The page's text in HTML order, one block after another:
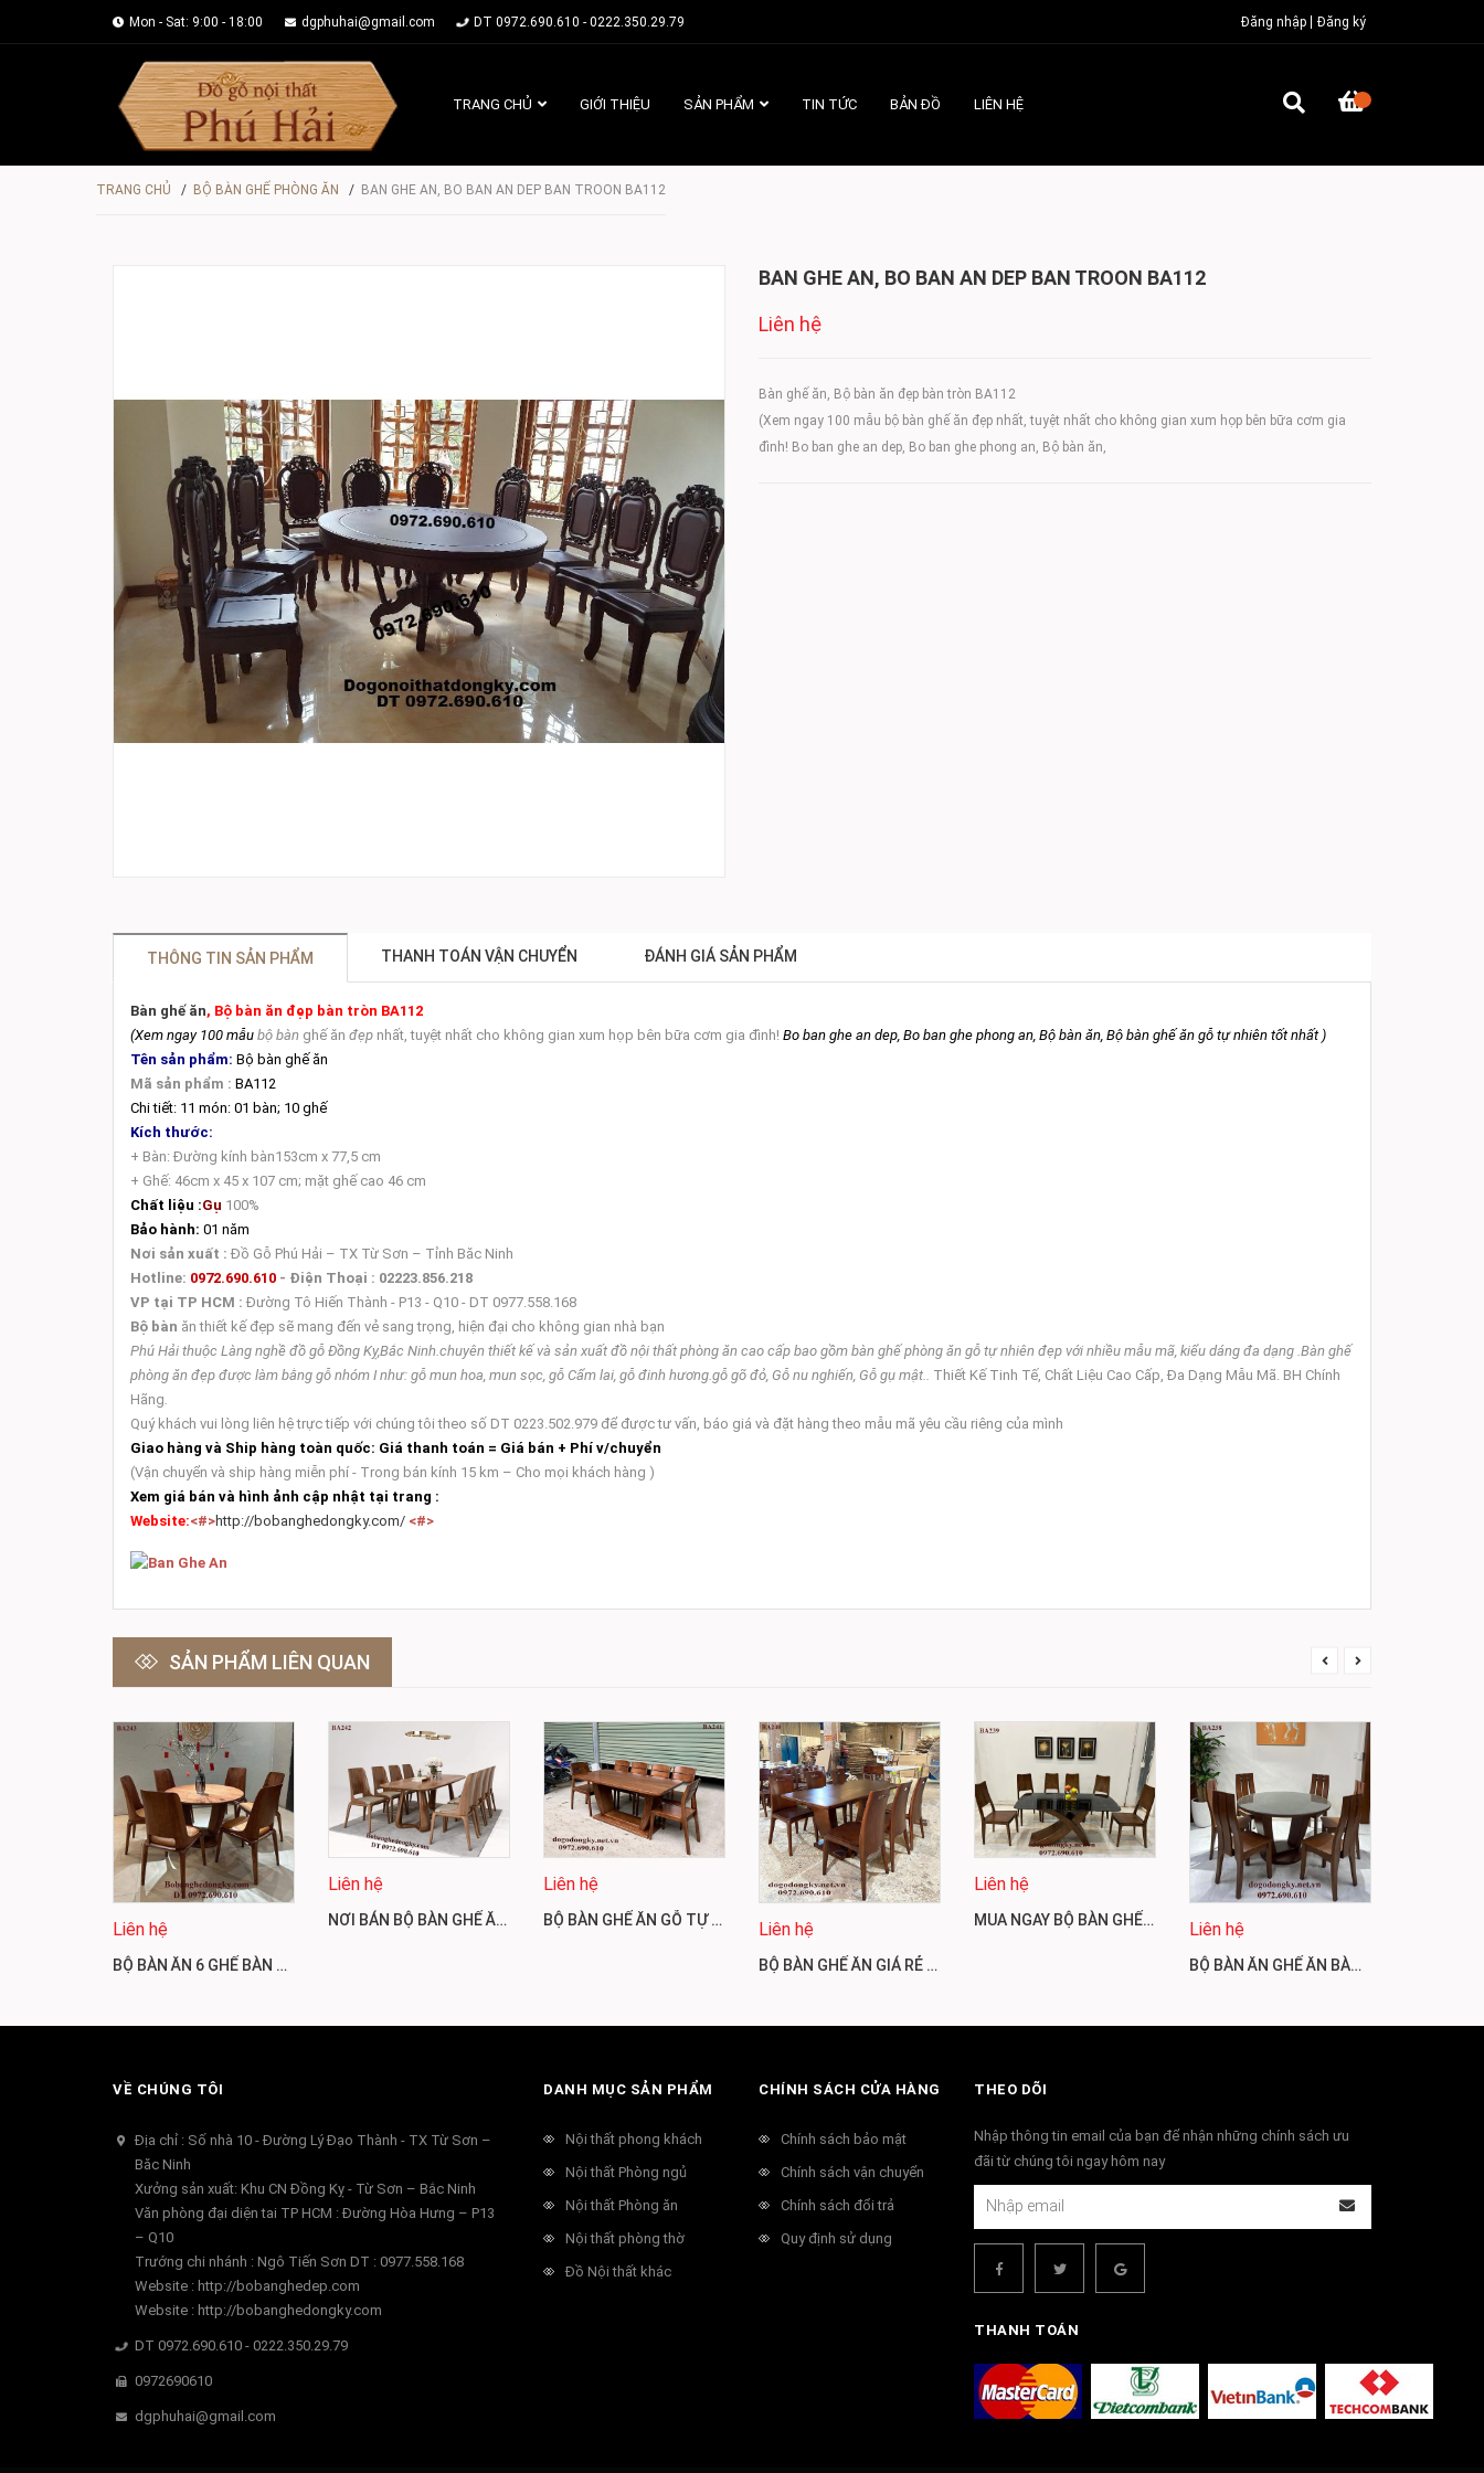
Mon - Sat: 9:00 - 18:00 dgphuhai@gmail.com DT 0972.690.610 - 0222.350.29.79 Đăng nhập Đăng ký
TRANG CHỦ GIỚI THIỆU SẢN PHẨM TIN TỨC BẢN ĐỒ LIÊN HỆ
TRANG CHỦ / BỘ BÀN GHẾ PHÒNG ĂN / BAN GHE AN, BO BAN AN DEP BAN TROON BA112
BAN GHE AN, BO BAN AN DEP BAN TROON BA112
Liên hệ
Bàn ghế ăn, Bộ bàn ăn đẹp bàn tròn BA112
(Xem ngay 100 mẫu bộ bàn ghế ăn đẹp nhất, tuyệt nhất cho không gian xum họp bên bữa cơm gia
đình! Bo ban ghe an dep, Bo ban ghe phong an, Bộ bàn ăn,
THÔNG TIN SẢN PHẨM THANH TOÁN VẬN CHUYỂN ĐÁNH GIÁ SẢN PHẨM
Bàn ghế ăn, Bộ bàn ăn đẹp bàn tròn BA112
(Xem ngay 100 mẫu bộ bàn ghế ăn đẹp nhất, tuyệt nhất cho không gian xum họp bên bữa cơm gia đình! Bo ban ghe an dep, Bo ban ghe phong an, Bộ bàn ăn, Bộ bàn ghế ăn gỗ tự nhiên tốt nhất )
Tên sản phẩm: Bộ bàn ghế ăn
Mã sản phẩm : BA112
Chi tiết: 11 món: 01 bàn; 10 ghế
Kích thước:
+ Bàn: Đường kính bàn153cm x 77,5 cm
+ Ghế: 46cm x 45 x 107 cm; mặt ghế cao 46 cm
Chất liệu :Gụ 100%
Bảo hành: 01 năm
Nơi sản xuất : Đồ Gỗ Phú Hải – TX Từ Sơn – Tỉnh Băc Ninh
Hotline: 0972.690.610 - Điện Thoại : 02223.856.218
VP tại TP HCM : Đường Tô Hiến Thành - P13 - Q10 - DT 0977.558.168
Bộ bàn ăn thiết kế đẹp sẽ mang đến vẻ sang trọng, hiện đại cho không gian nhà bạn
Phú Hải thuộc Làng nghề đồ gỗ Đồng Kỵ,Bắc Ninh.chuyên thiết kế và sản xuất đồ nội thất phòng ăn cao cấp bao gồm bàn ghế phòng ăn gỗ tự nhiên đẹp với nhiều mẫu mã, kiểu dáng đa dạng .Bàn ghế
phòng ăn đẹp được làm bằng gỗ nhóm I như: gỗ mun hoa, mun sọc, gỗ Cẩm lai, gỗ đinh hương.gỗ gõ đỏ, Gỗ nu nghiến, Gỗ gụ mật.. Thiết Kế Tinh Tế, Chất Liệu Cao Cấp, Đa Dạng Mẫu Mã. BH Chính
Hãng.
Quý khách vui lòng liên hệ trực tiếp với chúng tôi theo số DT 0223.502.979 để được tư vấn, báo giá và đặt hàng theo mẫu mã yêu cầu riêng của mình
Giao hàng và Ship hàng toàn quốc: Giá thanh toán = Giá bán + Phí v/chuyển
(Vận chuyển và ship hàng miễn phí - Trong bán kính 15 km – Cho mọi khách hàng )
Xem giá bán và hình ảnh cập nhật tại trang :
Website:<#>http://bobanghedongky.com/ <#>
SẢN PHẨM LIÊN QUAN
Liên hệ
BỘ BÀN ĂN 6 GHẾ BÀN TRÒN GỖ ÓC CHO BẮC MỸ BA243
Liên hệ
NƠI BÁN BỘ BÀN GHẾ ĂN GỖ ÓC CHÓ ĐẸP VÀ SANG TRỌNG BA242
Liên hệ
BỘ BÀN GHẾ ĂN GỖ TỰ NHIÊN, GIÁ RẺ 6 GHẾ BA241 Liên hệ
BỘ BÀN GHẾ ĂN GIÁ RẺ 6 GHẾ SANG TRỌNG BA240
Liên hệ
MUA NGAY BỘ BÀN GHẾ ĂN GIÁ RẺ MẪU ĐẸP GỖ TỰ NHIÊN BA239 Liên hệ
BỘ BÀN ĂN GHẾ ĂN BÀN TRÒN 6 GHẾ GỖ SỒI MỸ BA238
VỀ CHÚNG TÔI
Địa chỉ : Số nhà 10 - Đường Lý Đạo Thành - TX Từ Sơn –
Băc Ninh
Xưởng sản xuất: Khu CN Đồng Kỵ - Từ Sơn – Bắc Ninh
Văn phòng đại diện tai TP HCM : Đường Hòa Hưng – P13
– Q10
Trướng chi nhánh : Ngô Tiến Sơn DT : 0977.558.168
Website : http://bobanghedep.com
Website : http://bobanghedongky.com
DT 0972.690.610 - 0222.350.29.79
0972690610
dgphuhai@gmail.com
DANH MỤC SẢN PHẨM
Nội thất phong khách
Nội thất Phòng ngủ
Nội thất Phòng ăn
Nội thất phòng thờ
Đồ Nội thất khác
CHÍNH SÁCH CỬA HÀNG
Chính sách bảo mật
Chính sách vận chuyển
Chính sách đổi trả
Quy định sử dụng
THEO DÕI
Nhập thông tin email của bạn để nhận những chính sách ưu
đãi từ chúng tôi ngay hôm nay
THANH TOÁN